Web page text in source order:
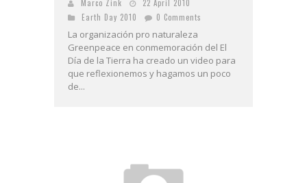
Marco Zink
22 April 2010
Earth Day 2010
0 Comments
La organización pro naturaleza
Greenpeace en conmemoración del El
Día de la Tierra ha creado un video para
que reflexionemos y hagamos un poco
de...